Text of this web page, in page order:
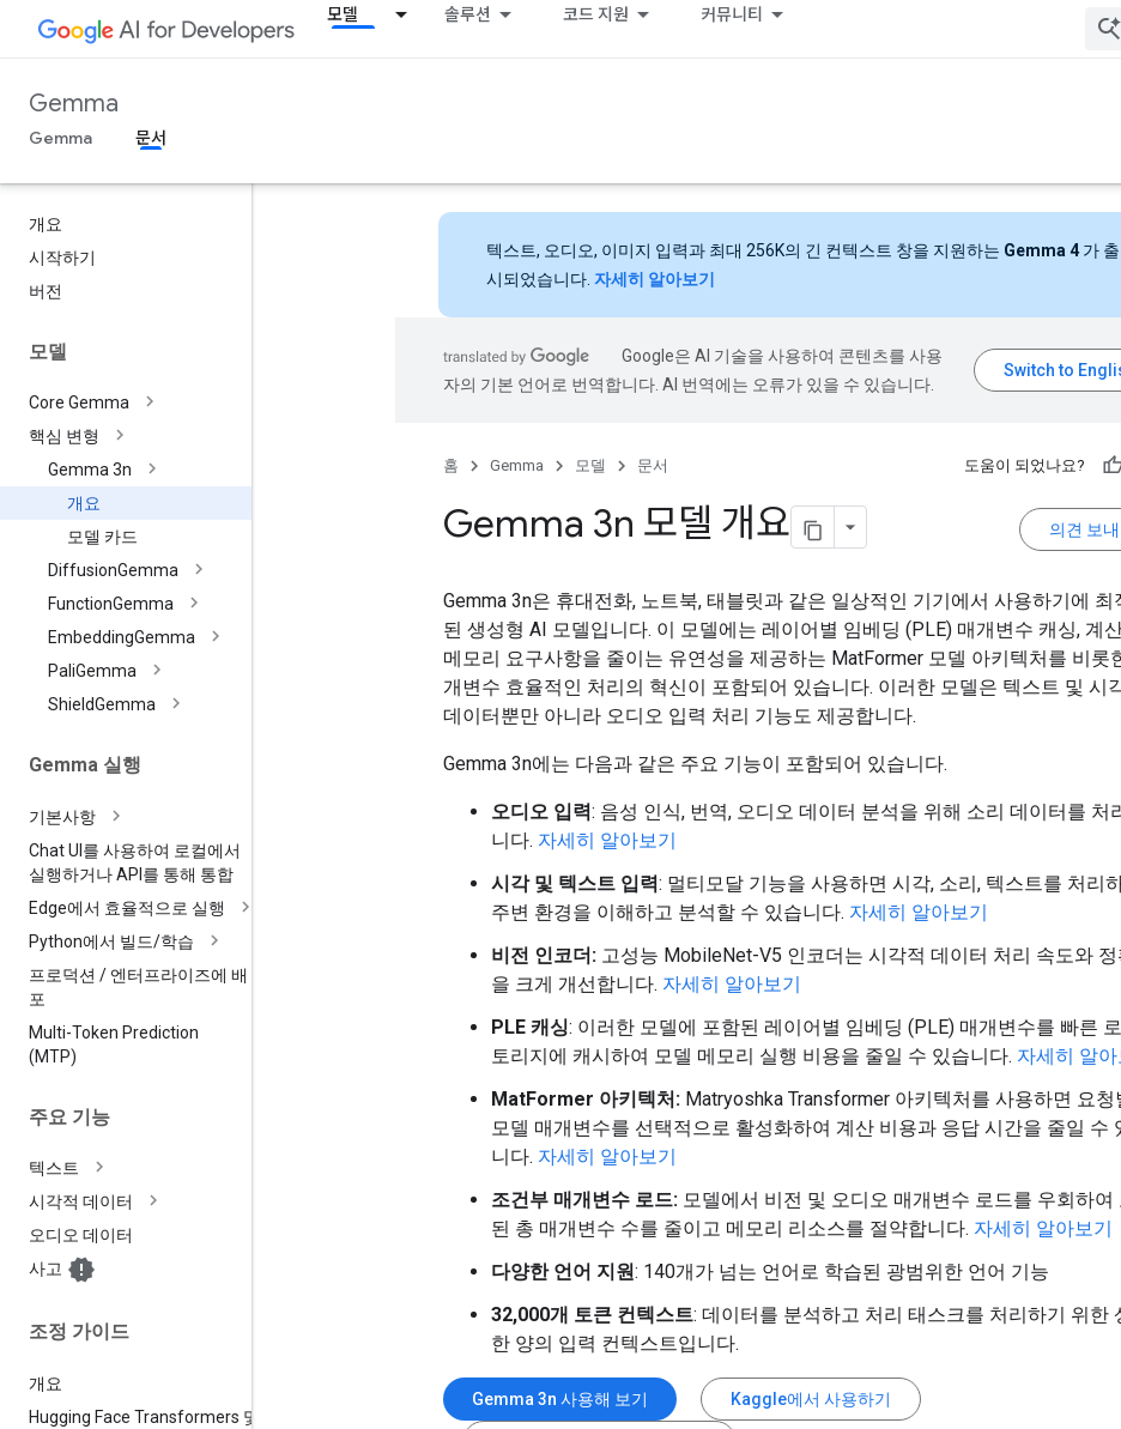
모델 솔루션 코드 지원 커뮤니티
Gemma
Gemma 문서
개요
시작하기
버전
모델
Core Gemma
핵심 변형
Gemma 3n
개요
모델 카드
DiffusionGemma
FunctionGemma
EmbeddingGemma
PaliGemma
ShieldGemma
Gemma 실행
기본사항
Chat UI를 사용하여 로컬에서
실행하거나 API를 통해 통합
Edge에서 효율적으로 실행
Python에서 빌드/학습
프로덕션 / 엔터프라이즈에 배
포
Multi-Token Prediction
(MTP)
주요 기능
텍스트
시각적 데이터
오디오 데이터
사고
조정 가이드
개요
Hugging Face Transformers 및
텍스트, 오디오, 이미지 입력과 최대 256K의 긴 컨텍스트 창을 지원하는 Gemma 4 가 출
시되었습니다. 자세히 알아보기
Google은 AI 기술을 사용하여 콘텐츠를 사용
자의 기본 언어로 번역합니다. AI 번역에는 오류가 있을 수 있습니다.
홈 Gemma 모델 문서 도움이 되었나요?
의견 보
Gemma 3n 모델 개요
Gemma 3n은 휴대전화, 노트북, 태블릿과 같은 일상적인 기기에서 사용하기에 최
된 생성형 AI 모델입니다. 이 모델에는 레이어별 임베딩 (PLE) 매개변수 캐싱, 계
메모리 요구사항을 줄이는 유연성을 제공하는 MatFormer 모델 아키텍처를 비롯
개변수 효율적인 처리의 혁신이 포함되어 있습니다. 이러한 모델은 텍스트 및 시
데이터뿐만 아니라 오디오 입력 처리 기능도 제공합니다.
Gemma 3n에는 다음과 같은 주요 기능이 포함되어 있습니다.
오디오 입력: 음성 인식, 번역, 오디오 데이터 분석을 위해 소리 데이터를 처
니다. 자세히 알아보기
시각 및 텍스트 입력: 멀티모달 기능을 사용하면 시각, 소리, 텍스트를 처리
주변 환경을 이해하고 분석할 수 있습니다. 자세히 알아보기
비전 인코더: 고성능 MobileNet-V5 인코더는 시각적 데이터 처리 속도와 정
을 크게 개선합니다. 자세히 알아보기
PLE 캐싱: 이러한 모델에 포함된 레이어별 임베딩 (PLE) 매개변수를 빠른
토리지에 캐시하여 모델 메모리 실행 비용을 줄일 수 있습니다. 자세히 알아
MatFormer 아키텍처: Matryoshka Transformer 아키텍처를 사용하면 요청
모델 매개변수를 선택적으로 활성화하여 계산 비용과 응답 시간을 줄일 수
니다. 자세히 알아보기
조건부 매개변수 로드: 모델에서 비전 및 오디오 매개변수 로드를 우회하여
된 총 매개변수 수를 줄이고 메모리 리소스를 절약합니다. 자세히 알아보기
다양한 언어 지원: 140개가 넘는 언어로 학습된 광범위한 언어 기능
32,000개 토큰 컨텍스트: 데이터를 분석하고 처리 태스크를 처리하기 위한
한 양의 입력 컨텍스트입니다.
Gemma 3n 사용해 보기 Kaggle에서 사용하기